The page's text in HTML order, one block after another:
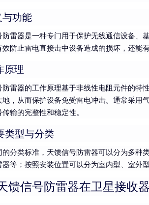
与功能
防雷器是一种专门用于保护无线通信设备、
效防止雷电直接击中设备造成的损坏，还能
原理
防雷器的工作原理基于非线性电阻元件的特
地，从而保护设备免受雷电冲击。通常采用
输的完整性和稳定性。
类型与分类
的分类标准，天馈信号防雷器可以分为多种
器等；按照安装位置可以分为室内型、室外
馈信号防雷器在卫星接收